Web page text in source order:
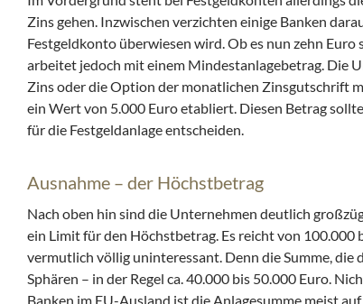
Zins gehen. Inzwischen verzichten einige Banken
Festgeldkonto überwiesen wird. Ob es nun zehn
arbeitet jedoch mit einem Mindestanlagebetrag. Die
Zins oder die Option der monatlichen Zinsgutschrift
ein Wert von 5.000 Euro etabliert. Diesen Betrag
für die Festgeldanlage entscheiden.
Ausnahme – der Höchstbetrag
Nach oben hin sind die Unternehmen deutlich
ein Limit für den Höchstbetrag. Es reicht von
vermutlich völlig uninteressant. Denn die Summe,
Sphären – in der Regel ca. 40.000 bis 50.000 Euro.
Banken im EU-Ausland ist die Anlagesumme meist